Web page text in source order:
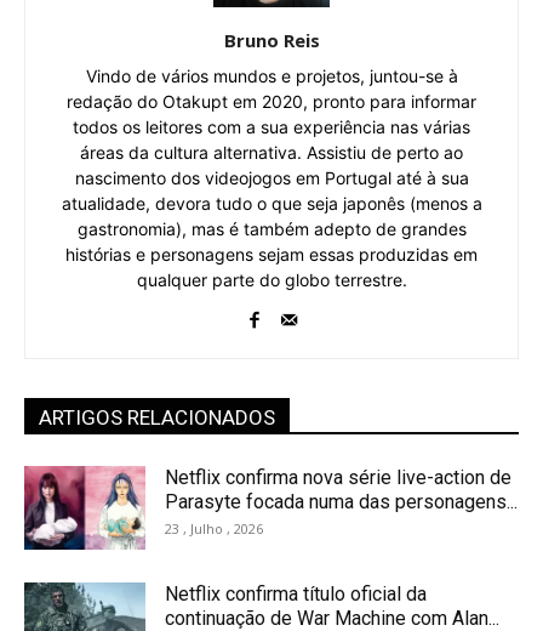
Bruno Reis
Vindo de vários mundos e projetos, juntou-se à
redação do Otakupt em 2020, pronto para informar
todos os leitores com a sua experiência nas várias
áreas da cultura alternativa. Assistiu de perto ao
nascimento dos videojogos em Portugal até à sua
atualidade, devora tudo o que seja japonês (menos a
gastronomia), mas é também adepto de grandes
histórias e personagens sejam essas produzidas em
qualquer parte do globo terrestre.
ARTIGOS RELACIONADOS
Netflix confirma nova série live-action de
Parasyte focada numa das personagens...
23 , Julho , 2026
Netflix confirma título oficial da
continuação de War Machine com Alan...